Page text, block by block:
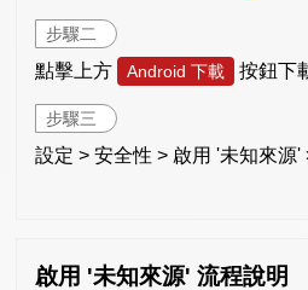
步驟二
點擊上方 Android 下載 按鈕下
步驟三
設定 > 安全性 > 啟用 '未知來源'
啟用 '未知來源' 流程說明